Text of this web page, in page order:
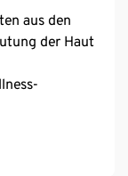
aus den
der Haut